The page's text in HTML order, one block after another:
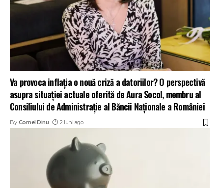
Va provoca inflația o nouă criză a datoriilor? O perspectivă
asupra situației actuale oferită de Aura Socol, membru al
Consiliului de Administrație al Băncii Naționale a României
By Cornel Dinu 2 luni ago